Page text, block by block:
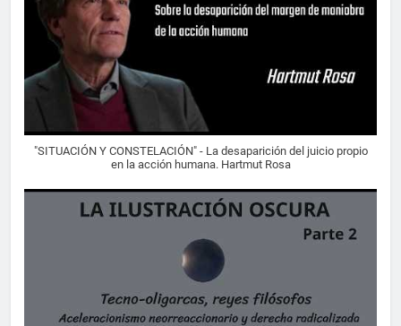
"SITUACIÓN Y CONSTELACIÓN" - La desaparición del juicio propio
en la acción humana. Hartmut Rosa